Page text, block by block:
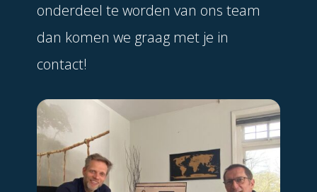
onderdeel te worden van ons team
dan komen we graag met je in
contact!